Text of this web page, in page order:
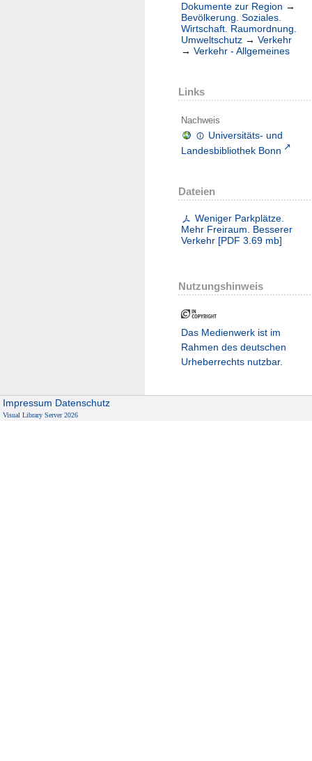
Dokumente zur Region →
Bevölkerung. Soziales.
Wirtschaft. Raumordnung.
Umweltschutz → Verkehr
→ Verkehr - Allgemeines
Links
Nachweis
Universitäts- und
Landesbibliothek Bonn
Dateien
Weniger Parkplätze.
Mehr Freiraum. Besserer
Verkehr [PDF 3.69 mb]
Nutzungshinweis
Das Medienwerk ist im
Rahmen des deutschen
Urheberrechts nutzbar.
Impressum Datenschutz
Visual Library Server 2026